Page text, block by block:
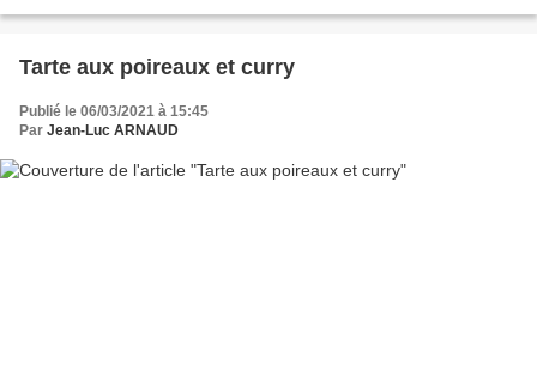
Tarte aux poireaux et curry
Publié le 06/03/2021 à 15:45
Par Jean-Luc ARNAUD